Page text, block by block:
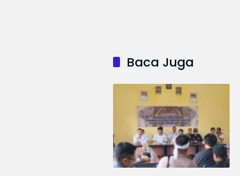
Baca Juga